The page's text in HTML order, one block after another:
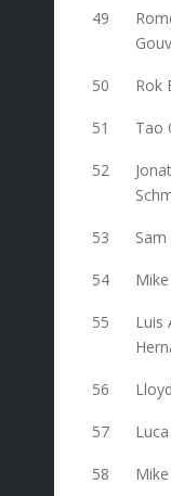
49
50 Rok
51 Tao
52
53
54
55
Luis
56
57
58